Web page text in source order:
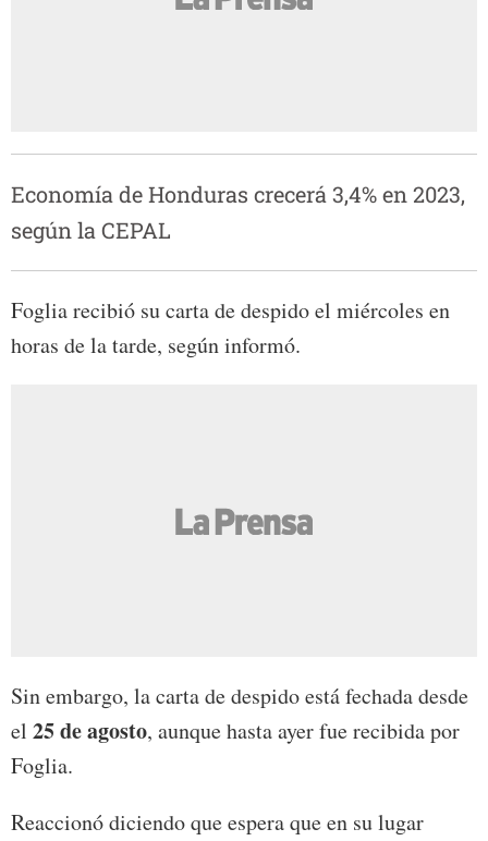
Economía de Honduras crecerá 3,4% en 2023,
según la CEPAL
Foglia recibió su carta de despido el miércoles en
horas de la tarde, según informó.
Sin embargo, la carta de despido está fechada desde
el 25 de agosto, aunque hasta ayer fue recibida por
Foglia.
Reaccionó diciendo que espera que en su lugar